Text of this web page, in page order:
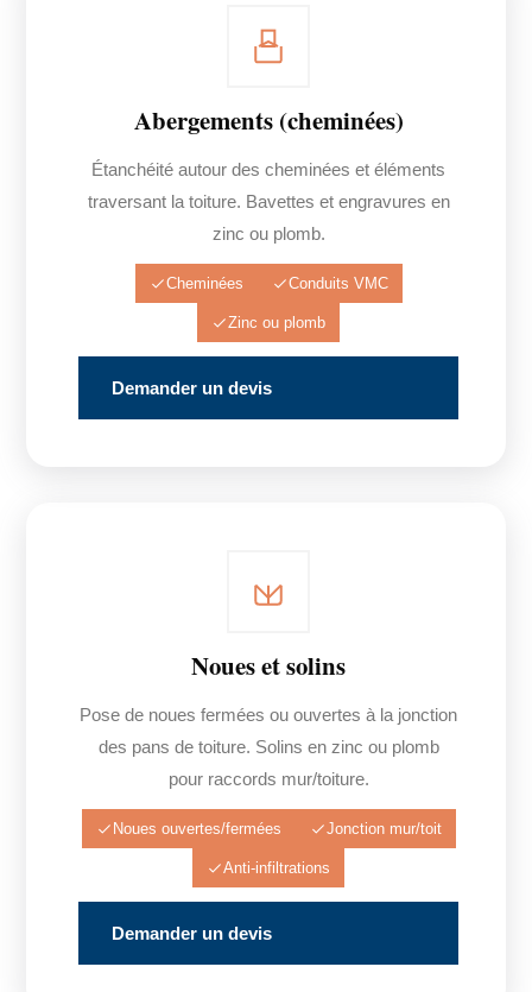
Abergements (cheminées)
Étanchéité autour des cheminées et éléments
traversant la toiture. Bavettes et engravures en
zinc ou plomb.
Cheminées Conduits VMC
Zinc ou plomb
Demander un devis
Noues et solins
Pose de noues fermées ou ouvertes à la jonction
des pans de toiture. Solins en zinc ou plomb
pour raccords mur/toiture.
Noues ouvertes/fermées Jonction mur/toit
Anti-infiltrations
Demander un devis